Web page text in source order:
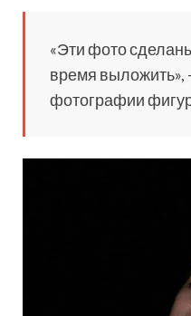
«Эти фото
время
фотографии